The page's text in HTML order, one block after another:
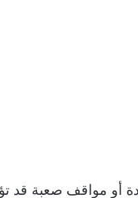
أو مواقف صعبة قد